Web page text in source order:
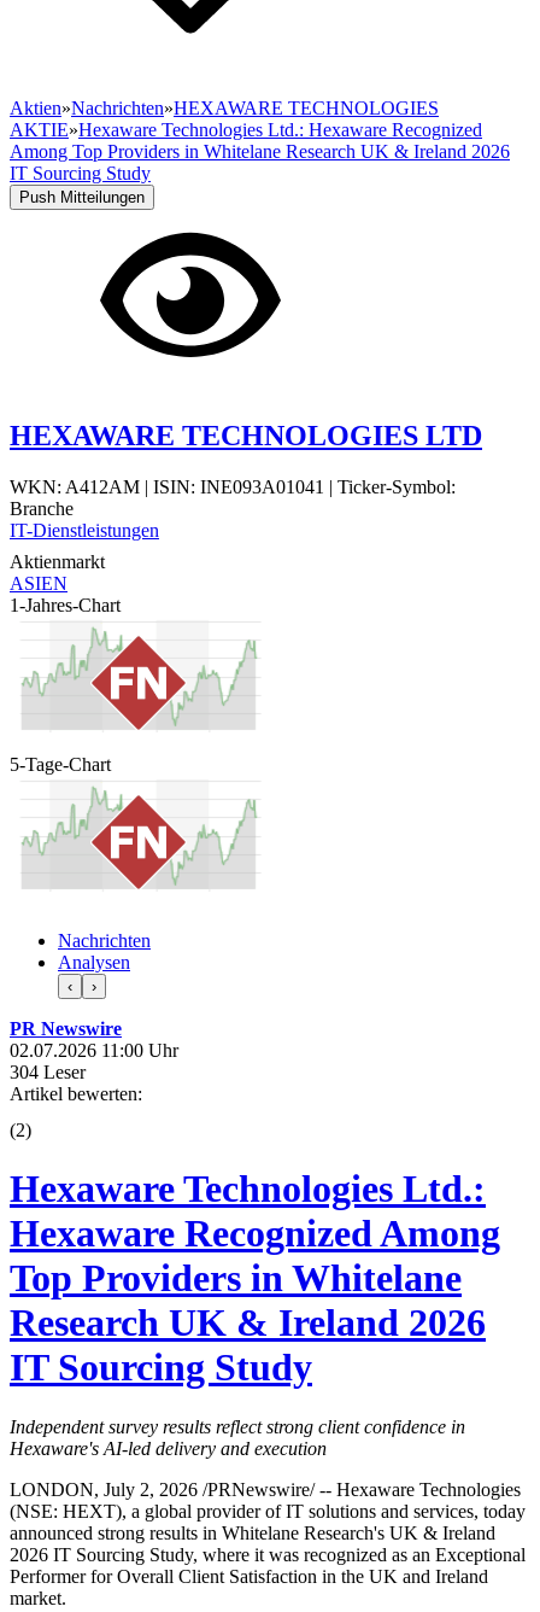
Aktien»Nachrichten»HEXAWARE TECHNOLOGIES
AKTIE»Hexaware Technologies Ltd.: Hexaware Recognized
Among Top Providers in Whitelane Research UK & Ireland 2026
IT Sourcing Study
Push Mitteilungen
HEXAWARE TECHNOLOGIES LTD
WKN: A412AM | ISIN: INE093A01041 | Ticker-Symbol:
Branche
IT-Dienstleistungen
Aktienmarkt
ASIEN
1-Jahres-Chart
5-Tage-Chart
Nachrichten
Analysen
‹ ›
PR Newswire
02.07.2026 11:00 Uhr
304 Leser
Artikel bewerten:
(2)
Hexaware Technologies Ltd.:
Hexaware Recognized Among
Top Providers in Whitelane
Research UK & Ireland 2026
IT Sourcing Study
Independent survey results reflect strong client confidence in
Hexaware's AI-led delivery and execution
LONDON, July 2, 2026 /PRNewswire/ -- Hexaware Technologies
(NSE: HEXT), a global provider of IT solutions and services, today
announced strong results in Whitelane Research's UK & Ireland
2026 IT Sourcing Study, where it was recognized as an Exceptional
Performer for Overall Client Satisfaction in the UK and Ireland
market.